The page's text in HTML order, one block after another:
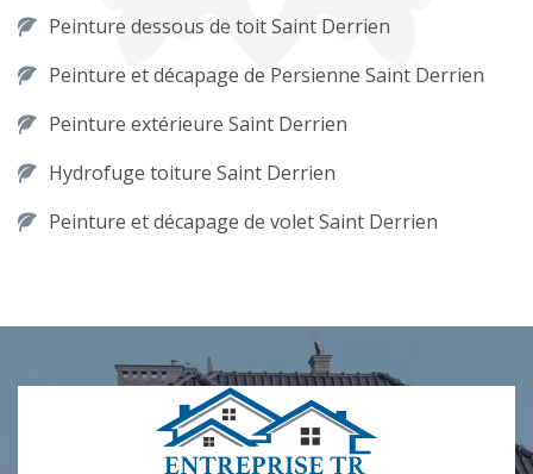
Peinture dessous de toit Saint Derrien
Peinture et décapage de Persienne Saint Derrien
Peinture extérieure Saint Derrien
Hydrofuge toiture Saint Derrien
Peinture et décapage de volet Saint Derrien